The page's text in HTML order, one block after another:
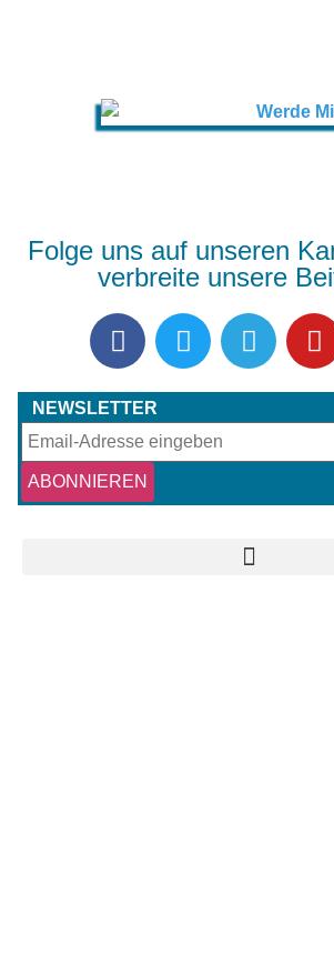
Folge uns auf unseren
verbreite unsere
NEWSLETTER